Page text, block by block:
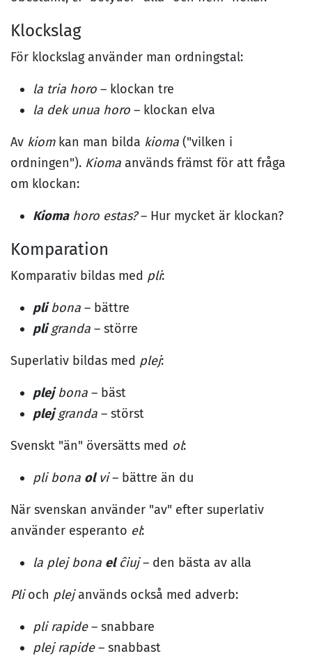
Klockslag
För klockslag använder man ordningstal:
la tria horo – klockan tre
la dek unua horo – klockan elva
Av kiomkan man bilda kioma ("vilken i
ordningen"). Kioma används främst för att fråga
om klockan:
Kiomahoro estas?– Hur mycket är klockan?
Komparation
Komparativ bildas med pli:
plibona – bättre
pligranda – större
Superlativ bildas med plej:
plejbona – bäst
plejgranda – störst
Svenskt "än" översätts med ol:
pli bona olvi– bättre än du
När svenskan använder "av" efter superlativ
använder esperanto el:
la plej bona elĉiuj– den bästa av alla
Plioch plejanvänds också med adverb:
pli rapide– snabbare
plej rapide– snabbast